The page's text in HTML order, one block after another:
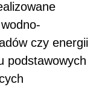
czy energii
podstawowych